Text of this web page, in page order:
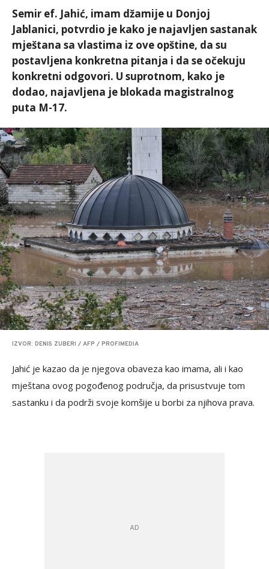
Semir ef. Jahić, imam džamije u Donjoj
Jablanici, potvrdio je kako je najavljen sastanak
mještana sa vlastima iz ove opštine, da su
postavljena konkretna pitanja i da se očekuju
konkretni odgovori. U suprotnom, kako je
dodao, najavljena je blokada magistralnog
puta M-17.
IZVOR: DENIS ZUBERI / AFP / PROFIMEDIA
Jahić je kazao da je njegova obaveza kao imama, ali i kao
mještana ovog pogođenog područja, da prisustvuje tom
sastanku i da podrži svoje komšije u borbi za njihova prava.